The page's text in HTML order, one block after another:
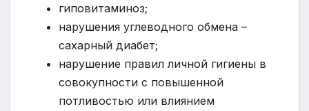
гиповитаминоз;
нарушения углеводного обмена –
сахарный диабет;
нарушение правил личной гигиены в
совокупности с повышенной
потливостью или влиянием